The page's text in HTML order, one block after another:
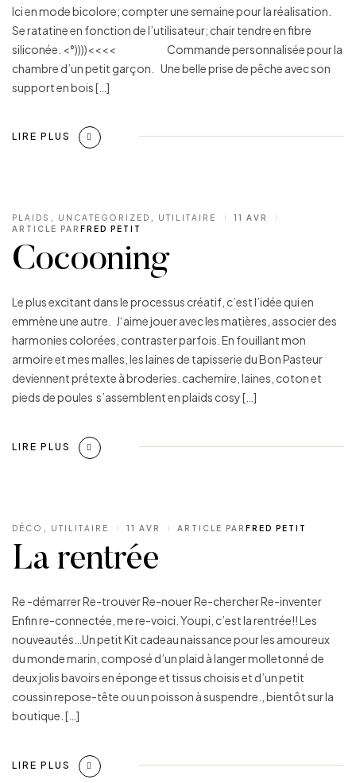
Ici en mode bicolore; compter une semaine pour la réalisation.
Se ratatine en fonction de l’utilisateur; chair tendre en fibre
siliconée. <°))))<<<< Commande personnalisée pour la
chambre d’un petit garçon. Une belle prise de pêche avec son
support en bois […]
LIRE PLUS
PLAIDS UNCATEGORIZED UTILITAIRE
11 AVR
ARTICLE PAR FRED PETIT
Cocooning
Le plus excitant dans le processus créatif, c’est l’idée qui en
emmène une autre. J‘aime jouer avec les matières, associer des
harmonies colorées, contraster parfois. En fouillant mon
armoire et mes malles, les laines de tapisserie du Bon Pasteur
deviennent prétexte à broderies. cachemire, laines, coton et
pieds de poules s’assemblent en plaids cosy […]
LIRE PLUS
DÉCO UTILITAIRE 11 AVR ARTICLE PAR FRED PETIT
La rentrée
Re -démarrer Re-trouver Re-nouer Re-chercher Re-inventer
Enfin re-connectée, me re-voici. Youpi, c’est la rentrée!! Les
nouveautés…Un petit Kit cadeau naissance pour les amoureux
du monde marin, composé d’un plaid à langer molletonné de
deux jolis bavoirs en éponge et tissus choisis et d’un petit
coussin repose-tête ou un poisson à suspendre., bientôt sur la
boutique. […]
LIRE PLUS